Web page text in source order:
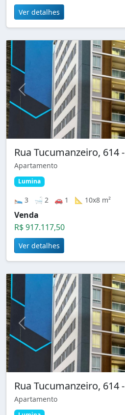
Ver detalhes
Rua Tucumanzeiro, 614 -
Apartamento
Lumina
🛌 3 🛁 2 🚗 1 📐 10x8 m²
Venda
R$ 917.117,50
Ver detalhes
Rua Tucumanzeiro, 614 -
Apartamento